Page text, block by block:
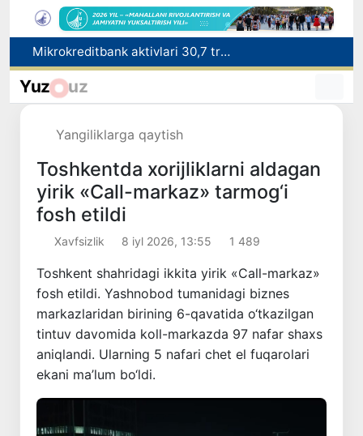
Malayziya Markaziy Osiyoda tibbiy turizm yoʻnalishi sifatidagi mavqeini mustahkamlamoqda
Polshadagi elchixona ko‘magida ona va bola Vatanga qaytarildi
Yuz uz
Yangiliklarga qaytish
Toshkentda xorijliklarni aldagan
yirik «Call-markaz» tarmog‘i
fosh etildi
Xavfsizlik 8 iyl 2026, 13:55 1 489
Toshkent shahridagi ikkita yirik «Call-markaz»
fosh etildi. Yashnobod tumanidagi biznes
markazlaridan birining 6-qavatida o‘tkazilgan
tintuv davomida koll-markazda 97 nafar shaxs
aniqlandi. Ularning 5 nafari chet el fuqarolari
ekani ma’lum bo‘ldi.